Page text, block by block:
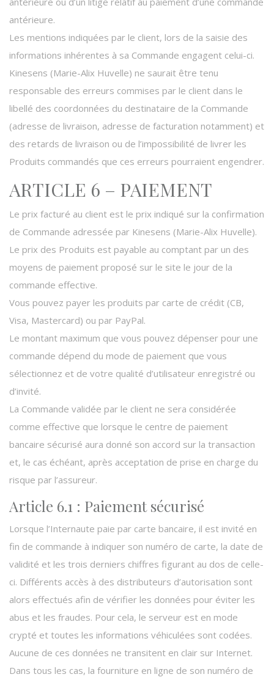
antérieure.
Les mentions indiquées par le client, lors de la saisie des
informations inhérentes à sa Commande engagent celui-ci.
Kinesens (Marie-Alix Huvelle) ne saurait être tenu
responsable des erreurs commises par le client dans le
libellé des coordonnées du destinataire de la Commande
(adresse de livraison, adresse de facturation notamment) et
des retards de livraison ou de l’impossibilité de livrer les
Produits commandés que ces erreurs pourraient engendrer.
ARTICLE 6 – PAIEMENT
Le prix facturé au client est le prix indiqué sur la confirmation
de Commande adressée par Kinesens (Marie-Alix Huvelle).
Le prix des Produits est payable au comptant par un des
moyens de paiement proposé sur le site le jour de la
commande effective.
Vous pouvez payer les produits par carte de crédit (CB,
Visa, Mastercard) ou par PayPal.
Le montant maximum que vous pouvez dépenser pour une
commande dépend du mode de paiement que vous
sélectionnez et de votre qualité d’utilisateur enregistré ou
d’invité.
La Commande validée par le client ne sera considérée
comme effective que lorsque le centre de paiement
bancaire sécurisé aura donné son accord sur la transaction
et, le cas échéant, après acceptation de prise en charge du
risque par l’assureur.
Article 6.1 : Paiement sécurisé
Lorsque l’Internaute paie par carte bancaire, il est invité en
fin de commande à indiquer son numéro de carte, la date de
validité et les trois derniers chiffres figurant au dos de celle-
ci. Différents accès à des distributeurs d’autorisation sont
alors effectués afin de vérifier les données pour éviter les
abus et les fraudes. Pour cela, le serveur est en mode
crypté et toutes les informations véhiculées sont codées.
Aucune de ces données ne transitent en clair sur Internet.
Dans tous les cas, la fourniture en ligne de son numéro de